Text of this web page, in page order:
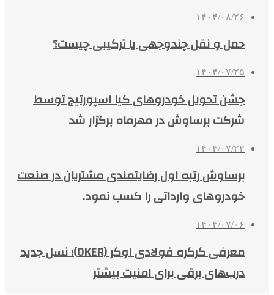
۱۴۰۴/۰۸/۲۶
حمل و نقل چندوجهی یا ترکیبی چیست؟
۱۴۰۴/۰۷/۲۵
جشن تحویل خودروهای کیا اسپورتیج توسط
شرکت برساوش در مهرماه برگزار شد
۱۴۰۴/۰۷/۲۲
برساوش رتبه اول رضایتمندی مشتریان در صنعت
خودروهای وارداتی را کسب نمود.
۱۴۰۴/۰۷/۰۶
معرفی کرکره فولادی اوکر (OKER)؛ نسل جدید
درب‌های برقی برای امنیت بیشتر